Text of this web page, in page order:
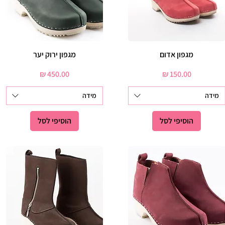
תצוגה מהירה
מגפון אדום
מחיר‏150.00 ‏₪
מידה
הוסיפי לסל
תצוגה מהירה
מגפון ירוק יער
מחיר‏450.00 ‏₪
מידה
הוסיפי לסל